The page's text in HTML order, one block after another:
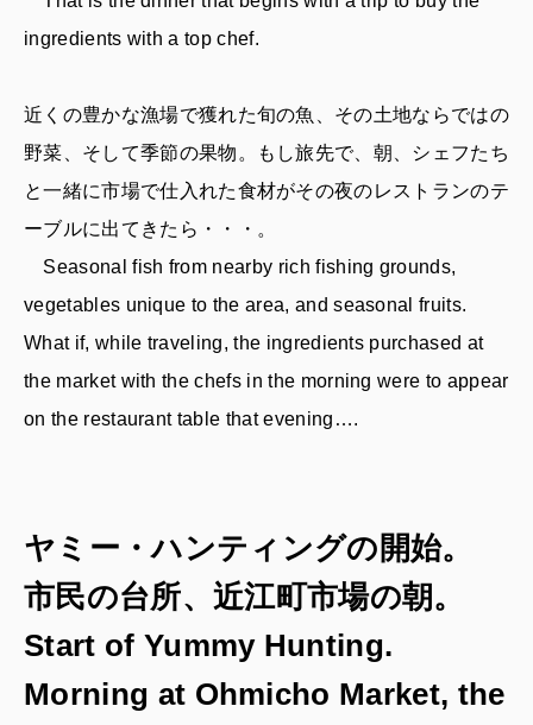
ingredients with a top chef.
近くの豊かな漁場で獲れた旬の魚、その土地ならではの
野菜、そして季節の果物。もし旅先で、朝、シェフたち
と一緒に市場で仕入れた食材がその夜のレストランのテ
ーブルに出てきたら・・・。
Seasonal fish from nearby rich fishing grounds,
vegetables unique to the area, and seasonal fruits.
What if, while traveling, the ingredients purchased at
the market with the chefs in the morning were to appear
on the restaurant table that evening….
ヤミー・ハンティングの開始。
市民の台所、近江町市場の朝。
Start of Yummy Hunting.
Morning at Ohmicho Market, the